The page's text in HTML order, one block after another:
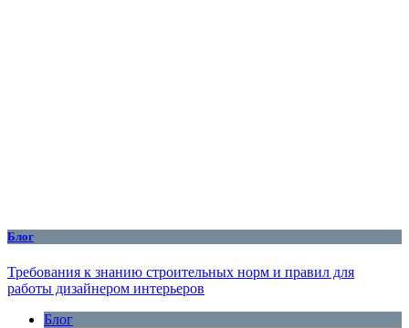
Блог
Требования к знанию строительных норм и правил для
работы дизайнером интерьеров
Блог